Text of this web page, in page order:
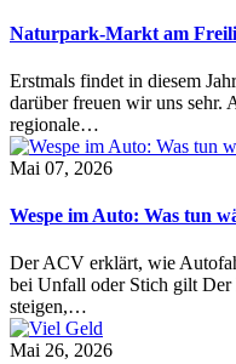
Naturpark-Markt am
Erstmals findet in diesem
darüber freuen wir uns sehr.
regionale…
Mai 07, 2026
Wespe im Auto: Was tun
Der ACV erklärt, wie
bei Unfall oder Stich gilt Der
steigen,…
Mai 26, 2026